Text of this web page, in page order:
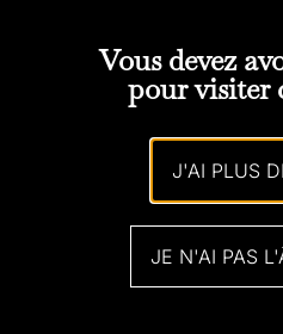
Vous devez
pour visiter
J'AI PLUS
JE N'AI PAS